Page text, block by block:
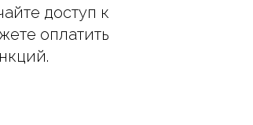
доступ к
оплатить